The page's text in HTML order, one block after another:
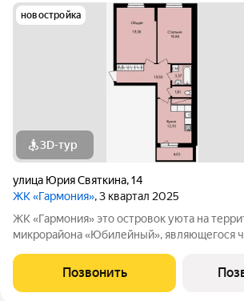
новостройка
3D-тур
улица Юрия Святкина,14
ЖК «Гармония», 3 квартал 2025
ЖК «Гармония» это островок уюта на территории 4
микрорайона «Юбилейный», являющегося
на участке между ул. Волгоградская и
на с. Кочкурово (в районе реки Тавла). В
Позвонить